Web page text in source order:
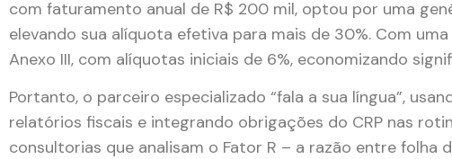
com faturamento anual de R$ 200 mil, optou por uma
elevando sua alíquota efetiva para mais de 30%. Com
Anexo III, com alíquotas iniciais de 6%, economizando
Portanto, o parceiro especializado “fala a sua língua”,
relatórios fiscais e integrando obrigações do CRP nas
consultorias que analisam o Fator R – a razão entre